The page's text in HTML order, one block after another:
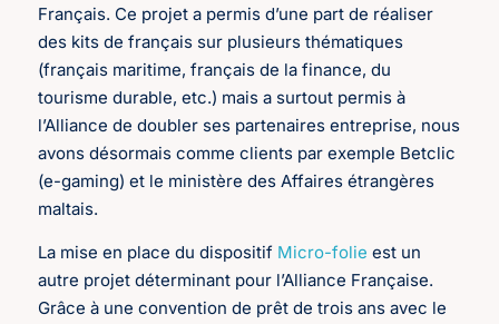
Français. Ce projet a permis d’une part de réaliser
des kits de français sur plusieurs thématiques
(français maritime, français de la finance, du
tourisme durable, etc.) mais a surtout permis à
l’Alliance de doubler ses partenaires entreprise, nous
avons désormais comme clients par exemple Betclic
(e-gaming) et le ministère des Affaires étrangères
maltais.
La mise en place du dispositif Micro-folie est un
autre projet déterminant pour l’Alliance Française.
Grâce à une convention de prêt de trois ans avec le